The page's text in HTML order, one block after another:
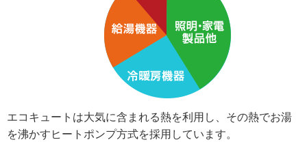
エコキュートは大気に含まれる熱を利用し、その熱でお湯
を沸かすヒートポンプ方式を採用しています。